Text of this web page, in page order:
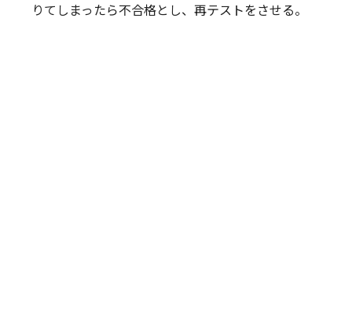
りてしまったら不合格とし、再テストをさせる。